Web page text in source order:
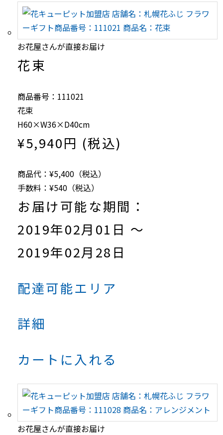
お花屋さんが直接お届け
花束
商品番号：111021
花束
H60×W36×D40cm
¥5,940円 (税込)
商品代：¥5,400（税込）
手数料：¥540（税込）
お届け可能な期間：
2019年02月01日 ～
2019年02月28日
配達可能エリア
詳細
カートに入れる
お花屋さんが直接お届け